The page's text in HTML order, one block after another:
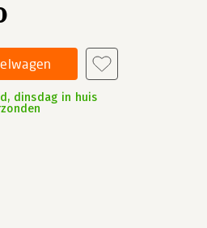
dinsdag in huis